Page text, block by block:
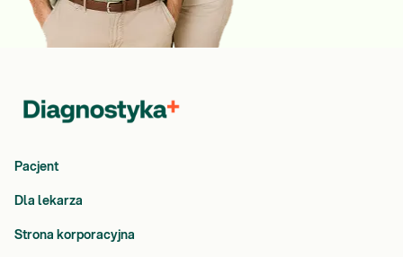
Pacjent
Dla lekarza
Strona korporacyjna